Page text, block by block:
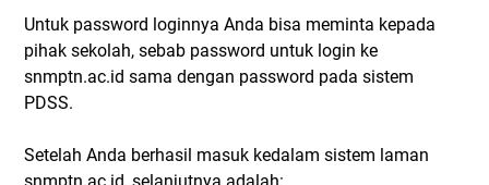
Untuk password loginnya Anda bisa meminta kepada
pihak sekolah, sebab password untuk login ke
snmptn.ac.id sama dengan password pada sistem
PDSS.
Setelah Anda berhasil masuk kedalam sistem laman